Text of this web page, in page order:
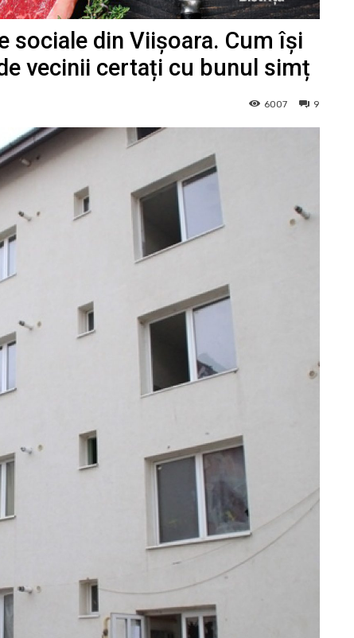
sociale din Viișoara. Cum își
vecinii certați cu bunul simț
9
6007